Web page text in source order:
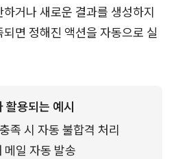
하거나 새로운 결과를 생성하지
면 정해진 액션을 자동으로 실
활용되는 예시
족 시 자동 불합격 처리
메일 자동 발송